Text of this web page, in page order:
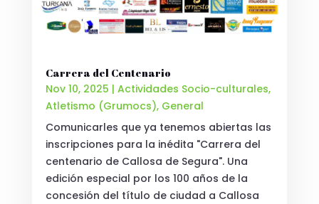
Carrera del Centenario
Nov 10, 2025 | Actividades Socio-culturales,
Atletismo (Grumocs), General
Comunicarles que ya tenemos abiertas las
inscripciones para la inédita "Carrera del
centenario de Callosa de Segura". Una
edición especial por los 100 años de la
concesión del título de ciudad a Callosa